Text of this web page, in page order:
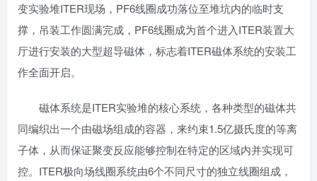
变实验堆ITER现场，PF6线圈成功落位至堆坑内的临时支
撑，吊装工作圆满完成，PF6线圈成为首个进入ITER装置大
厅进行安装的大型超导磁体，标志着ITER磁体系统的安装工
作全面开启。
磁体系统是ITER实验堆的核心系统，各种类型的磁体共
同编织出一个由磁场组成的容器，来约束1.5亿摄氏度的等离
子体，从而保证聚变反应能够控制在特定的区域内并实现可
控。ITER极向场线圈系统由6个不同尺寸的独立线圈组成，